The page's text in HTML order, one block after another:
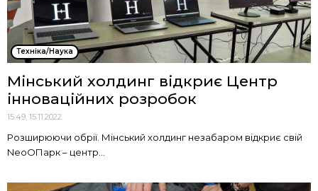
Техніка/Наука
Мінський холдинг відкриє Центр
інноваційних розробок
15:49, 15.11.2022
Розширюючи обрії. Мінський холдинг незабаром відкриє свій
NeoOПарк – центр...